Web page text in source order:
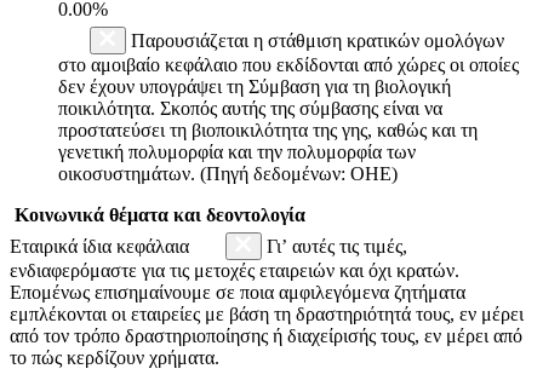
0.00%
Παρουσιάζεται η στάθμιση κρατικών ομολόγων
στο αμοιβαίο κεφάλαιο που εκδίδονται από χώρες οι οποίες
δεν έχουν υπογράψει τη Σύμβαση για τη βιολογική
ποικιλότητα. Σκοπός αυτής της σύμβασης είναι να
προστατεύσει τη βιοποικιλότητα της γης, καθώς και τη
γενετική πολυμορφία και την πολυμορφία των
οικοσυστημάτων. (Πηγή δεδομένων: ΟΗΕ)
Κοινωνικά θέματα και δεοντολογία
Εταιρικά ίδια κεφάλαια
Γι’ αυτές τις τιμές,
ενδιαφερόμαστε για τις μετοχές εταιρειών και όχι κρατών.
Επομένως επισημαίνουμε σε ποια αμφιλεγόμενα ζητήματα
εμπλέκονται οι εταιρείες με βάση τη δραστηριότητά τους, εν μέρει
από τον τρόπο δραστηριοποίησης ή διαχείρισής τους, εν μέρει από
το πώς κερδίζουν χρήματα.